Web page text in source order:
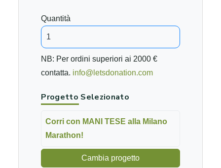
Quantità
NB: Per ordini superiori ai 2000 €
contatta. info@letsdonation.com
Progetto Selezionato
Corri con MANI TESE alla Milano
Marathon!
Cambia progetto